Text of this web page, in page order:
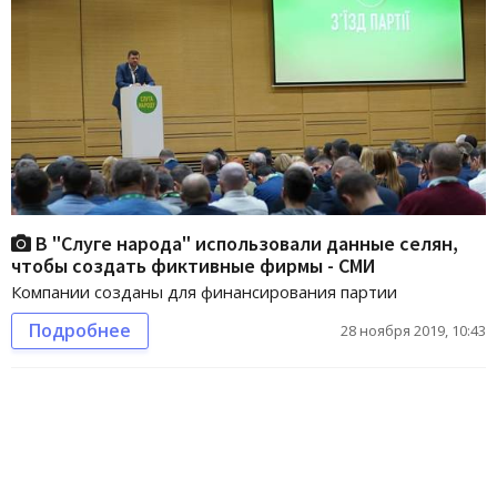
В "Слуге народа" использовали данные селян,
чтобы создать фиктивные фирмы - СМИ
Компании созданы для финансирования партии
Подробнее 28 ноября 2019, 10:43